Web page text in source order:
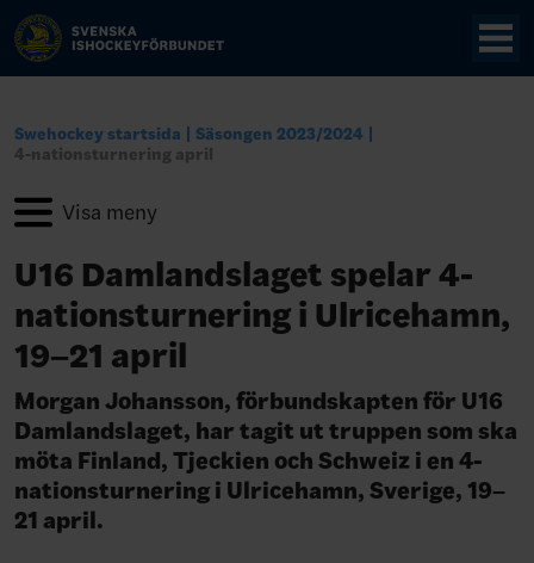
Swehockey startsida
Säsongen 2023/2024
4-nationsturnering april
U16 Damlandslaget spelar 4-
nationsturnering i Ulricehamn,
19–21 april
Morgan Johansson, förbundskapten för U16
Damlandslaget, har tagit ut truppen som ska
möta Finland, Tjeckien och Schweiz i en 4-
nationsturnering i Ulricehamn, Sverige, 19–
21 april.